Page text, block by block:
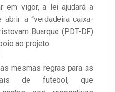
em vigor, a lei ajudará a
a “verdadeira caixa-
Buarque (PDT-DF)
ao projeto.
mesmas regras para as
de futebol, que